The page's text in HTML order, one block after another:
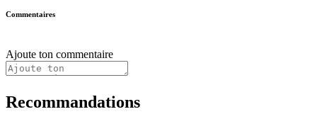
Commentaires
Ajoute ton commentaire
Recommandations